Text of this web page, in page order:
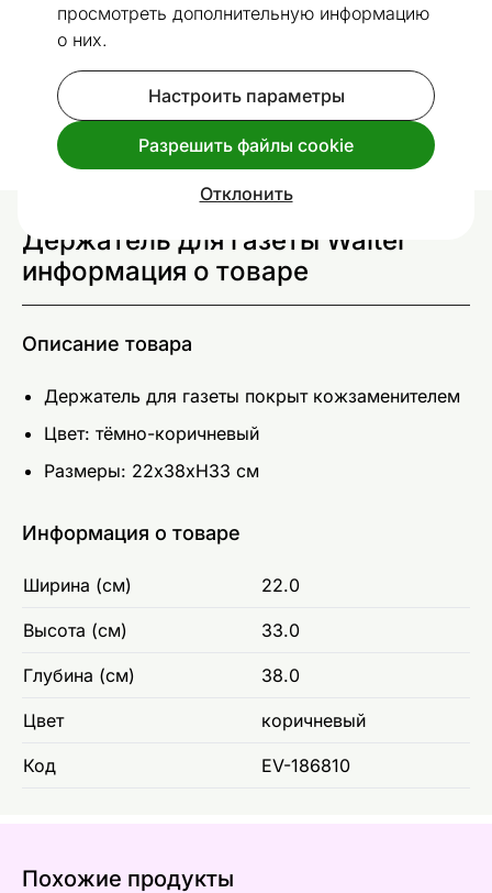
просмотреть дополнительную информацию
о них.
Настроить параметры
Разрешить файлы cookie
Отклонить
Держатель для газеты Walter
Код 186810
Спроси дополнительную информацию доставки.
Держатель для газеты Walter
информация о товаре
Описание товара
Держатель для газеты покрыт кожзаменителем
Цвет: тёмно-коричневый
Размеры: 22x38xH33 см
Информация о товаре
Ширина (см) 22.0
Высота (см) 33.0
Глубина (см) 38.0
Цвет коричневый
Код EV-186810
Похожие продукты